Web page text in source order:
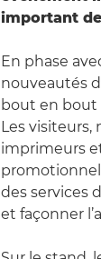
important
En phase
nouveautés
bout en bout
Les
imprimeurs
des services
et façonner